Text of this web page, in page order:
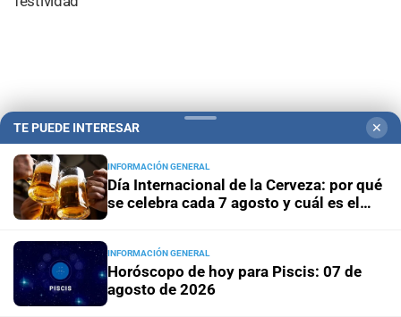
Campolitoral Revista Nosotros
Podcasts
Mirador Provincial VivíMejor SF
TE PUEDE INTERESAR ✕
INFORMACIÓN GENERAL
Día Internacional de la Cerveza: por qué
se celebra cada 7 agosto y cuál es el
INFORMACIÓN GENERAL
Horóscopo de hoy para Piscis: 07 de
agosto de 2026